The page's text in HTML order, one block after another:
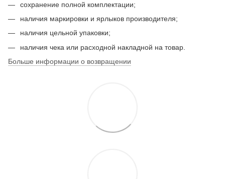
сохранение полной комплектации;
наличия маркировки и ярлыков производителя;
наличия цельной упаковки;
наличия чека или расходной накладной на товар.
Больше информации о возвращении